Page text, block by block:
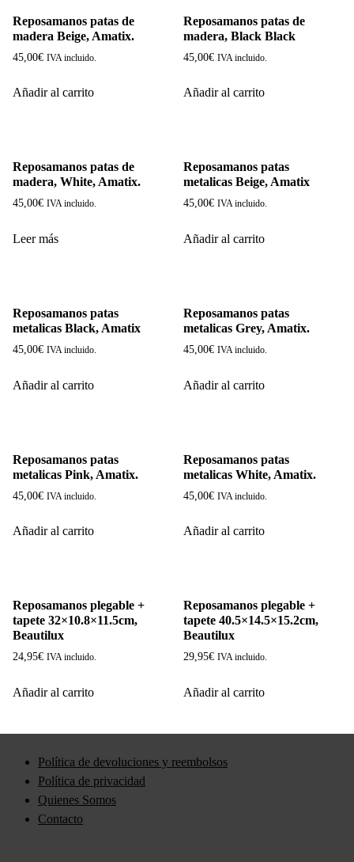
Reposamanos patas de
madera Beige, Amatix.
45,00€ IVA incluido.
Añadir al carrito
Reposamanos patas de
madera, Black Black
45,00€ IVA incluido.
Añadir al carrito
Reposamanos patas de
madera, White, Amatix.
45,00€ IVA incluido.
Leer más
Reposamanos patas
metalicas Beige, Amatix
45,00€ IVA incluido.
Añadir al carrito
Reposamanos patas
metalicas Black, Amatix
45,00€ IVA incluido.
Añadir al carrito
Reposamanos patas
metalicas Grey, Amatix.
45,00€ IVA incluido.
Añadir al carrito
Reposamanos patas
metalicas Pink, Amatix.
45,00€ IVA incluido.
Añadir al carrito
Reposamanos patas
metalicas White, Amatix.
45,00€ IVA incluido.
Añadir al carrito
Reposamanos plegable +
tapete 32×10.8×11.5cm,
Beautilux
24,95€ IVA incluido.
Añadir al carrito
Reposamanos plegable +
tapete 40.5×14.5×15.2cm,
Beautilux
29,95€ IVA incluido.
Añadir al carrito
Política de devoluciones y reembolsos
Política de privacidad
Quienes Somos
Contacto